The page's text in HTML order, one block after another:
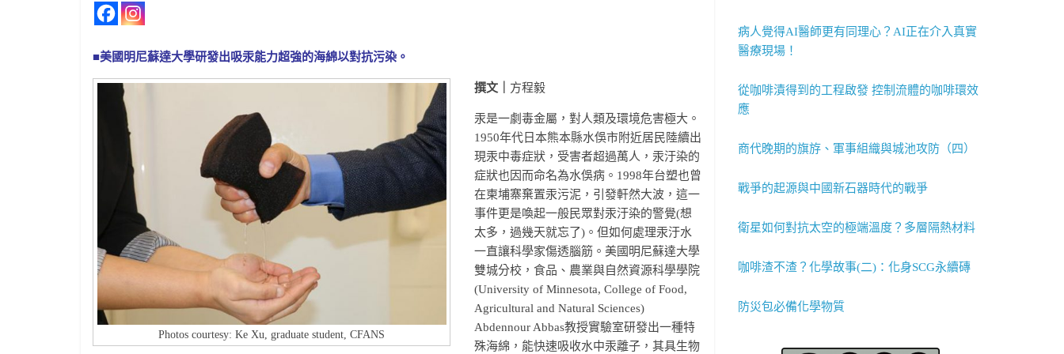
■美國明尼蘇達大學研發出吸汞能力超強的海綿以對抗污染。
Photos courtesy: Ke Xu, graduate student, CFANS
撰文｜ 方程毅
汞是一劇毒金屬，對人類及環境危害極大。
1950年代日本熊本縣水俁市附近居民陸續出
現汞中毒症狀，受害者超過萬人，汞汙染的
症狀也因而命名為水俁病。1998年台塑也曾
在柬埔寨棄置汞污泥，引發軒然大波，這一
事件更是喚起一般民眾對汞汙染的警覺(想
太多，過幾天就忘了)。但如何處理汞汙水
一直讓科學家傷透腦筋。美國明尼蘇達大學
雙城分校，食品、農業與自然資源科學學院
(University of Minnesota, College of Food,
Agricultural and Natural Sciences)
Abdennour Abbas教授實驗室研發出一種特
殊海綿，能快速吸收水中汞離子，其具生物
病人覺得AI醫師更有同理心？AI正在介入真實
醫療現場！
從咖啡漬得到的工程啟發 控制流體的咖啡環效
應
商代晚期的旗斿、軍事組織與城池攻防（四）
戰爭的起源與中國新石器時代的戰爭
衛星如何對抗太空的極端溫度？多層隔熱材料
咖啡渣不渣？化學故事(二)：化身SCG永續磚
防災包必備化學物質